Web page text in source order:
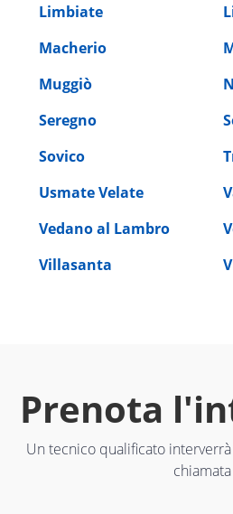
Limbiate
Macherio
Muggiò
Seregno
Sovico
Usmate Velate
Vedano al Lambro
Villasanta
Prenota
Un tecnico qualificato interverrà
chiamata